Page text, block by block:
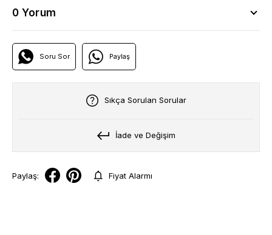
0 Yorum
Soru Sor Paylaş
Sıkça Sorulan Sorular
İade ve Değişim
Paylaş: Fiyat Alarmı